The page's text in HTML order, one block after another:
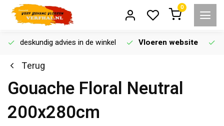
0
deskundig advies in de winkel Vloeren website
Terug
Gouache Floral Neutral
200x280cm